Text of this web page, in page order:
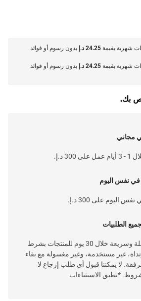
24.25 د.إ
بدون رسوم أو فوائد
24.25 د.إ
بدون رسوم أو فوائد
بك.
مجاني
د.إ.
في نفس اليوم
اليوم على 300 د.إ.
الطلبيات
خدمة إرجاع سهلة وسريعة خلال 30 يوم للمنتجات بشرط
غير مستخدمة، وغير مغسولة مع بقاء
لا يمكننا قبول أي طلب إرجاع لا
*تطبق الاستثناءات